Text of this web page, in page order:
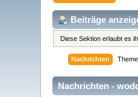
Beiträge
Diese Sektion erlaubt es
Nachrichten
Nachrichten -